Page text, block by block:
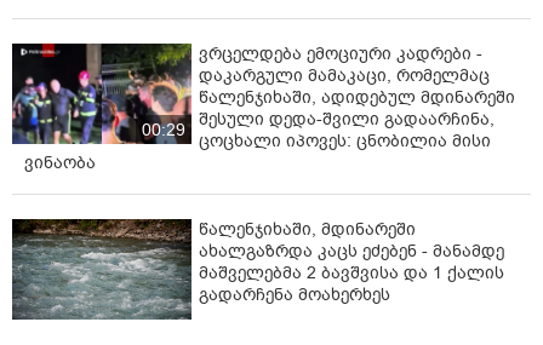
00:29
ვრცელდება ემოციური კადრები -
დაკარგული მამაკაცი, რომელმაც
წალენჯიხაში, ადიდებულ მდინარეში
შესული დედა-შვილი გადაარჩინა,
ცოცხალი იპოვეს: ცნობილია მისი
ვინაობა
წალენჯიხაში, მდინარეში
ახალგაზრდა კაცს ეძებენ - მანამდე
მაშველებმა 2 ბავშვისა და 1 ქალის
გადარჩენა მოახერხეს